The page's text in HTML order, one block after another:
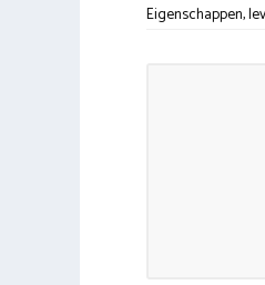
Eigenschappen,